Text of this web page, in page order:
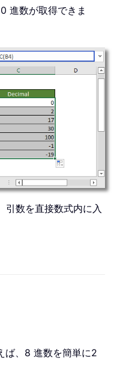
進数が取得できま
引数を直接数式内に入
ば、8 進数を簡単に2